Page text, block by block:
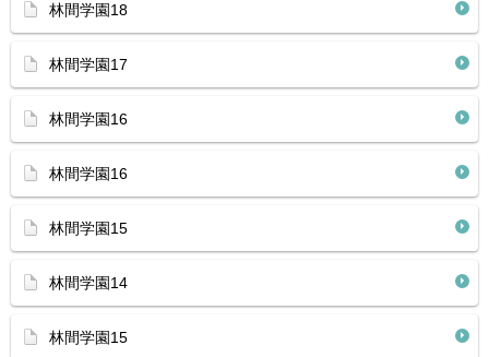
林間学園18
林間学園17
林間学園16
林間学園16
林間学園15
林間学園14
林間学園15